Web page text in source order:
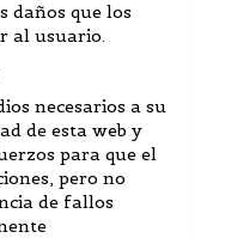
daños que los
al usuario.
necesarios a su
de esta web y
para que el
pero no
de fallos